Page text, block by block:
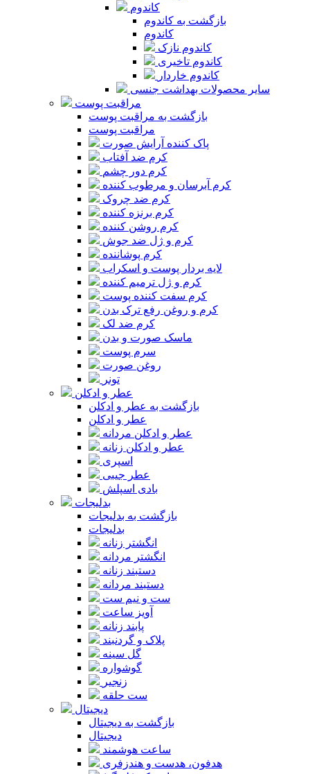
کاندوم
بازگشت به کاندوم
کاندوم
کاندوم نازک
کاندوم تاخیری
کاندوم خاردار
سایر محصولات بهداشت جنسی
مراقبت پوست
بازگشت به مراقبت پوست
مراقبت پوست
پاک کننده آرایش صورت
کرم ضد آفتاب
کرم دور چشم
کرم آبرسان و مرطوب کننده
کرم ضد چروک
کرم برنزه کننده
کرم روشن کننده
کرم و ژل ضد جوش
کرم پوشاننده
لایه بردار پوست و اسکراب
کرم و ژل ترمیم کننده
کرم سفت کننده پوست
کرم و روغن رفع ترک بدن
کرم ضد لک
ماسک صورت و بدن
سرم پوست
روغن صورت
تونر
عطر و ادکلن
بازگشت به عطر و ادکلن
عطر و ادکلن
عطر و ادکلن مردانه
عطر و ادکلن زنانه
اسپری
عطر جیبی
بادی اسپلش
بدلیجات
بازگشت به بدلیجات
بدلیجات
انگشتر زنانه
انگشتر مردانه
دستبند زنانه
دستبند مردانه
ست و نیم ست
آویز ساعت
پابند زنانه
پلاک و گردنبند
گل سینه
گوشواره
زنجیر
ست حلقه
دیجیتال
بازگشت به دیجیتال
دیجیتال
ساعت هوشمند
هدفون، هدست و هندزفری